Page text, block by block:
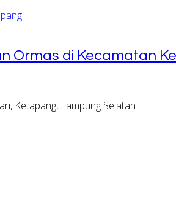
Ormas di Kecamatan
Ketapang, Lampung Selatan…